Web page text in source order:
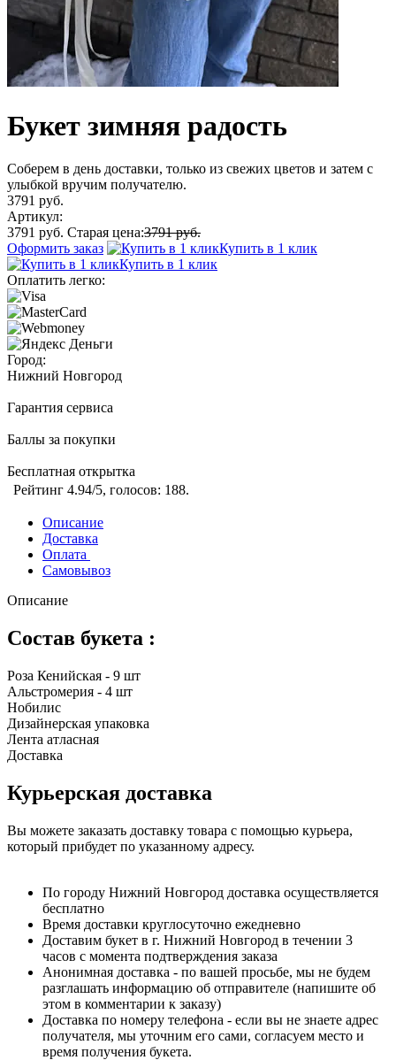
Букет зимняя радость
Соберем в день доставки, только из свежих цветов и затем с
улыбкой вручим получателю.
3791 руб.
Артикул:
3791 руб. Старая цена:3791 руб.
Оформить заказ
Купить в 1 клик
Купить в 1 клик
Оплатить легко:
Город:
Нижний Новгород
Гарантия сервиса
Баллы за покупки
Бесплатная открытка
Рейтинг 4.94/5, голосов: 188.
Описание
Доставка
Оплата
Самовывоз
Описание
Состав букета :
Роза Кенийская - 9 шт
Альстромерия - 4 шт
Нобилис
Дизайнерская упаковка
Лента атласная
Доставка
Курьерская доставка
Вы можете заказать доставку товара с помощью курьера,
который прибудет по указанному адресу.
По городу Нижний Новгород доставка осуществляется
бесплатно
Время доставки круглосуточно ежедневно
Доставим букет в г. Нижний Новгород в течении 3
часов с момента подтверждения заказа
Анонимная доставка - по вашей просьбе, мы не будем
разглашать информацию об отправителе (напишите об
этом в комментарии к заказу)
Доставка по номеру телефона - если вы не знаете адрес
получателя, мы уточним его сами, согласуем место и
время получения букета.